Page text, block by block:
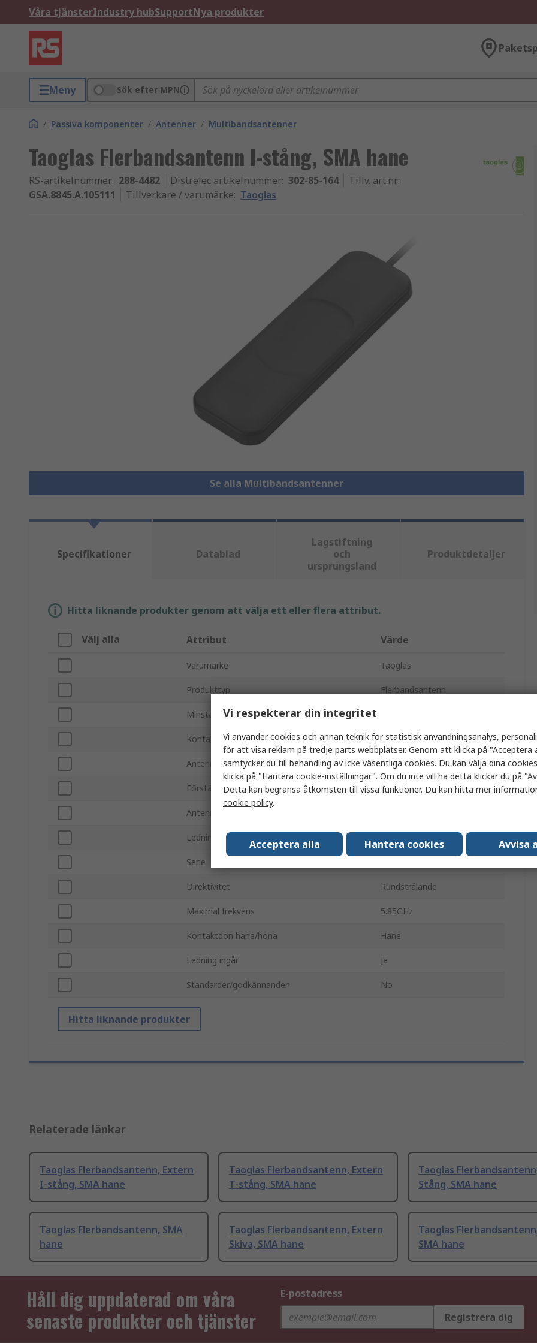
Våra tjänsterIndustry hubSupportNya produkter
Meny Sök efter MPN
/ Passiva komponenter / Antenner / Multibandsantenner
Taoglas Flerbandsantenn I-stång, SMA hane
RS-artikelnummer: 288-4482 Distrelec artikelnummer: 302-85-164 Tillv. art.nr:
GSA.8845.A.105111
Tillverkare / varumärke: Taoglas
Se alla Multibandsantenner
Specifikationer Datablad
Lagstiftning
och
ursprungsland
Produktdetaljer
Hitta liknande produkter genom att välja ett eller flera attribut.
Välj alla Attribut Värde
Varumärke Taoglas
Produkttyp Flerbandsantenn
Minsta frekvens
Kontaktdonstyp SMA hane
Antennmonteringstyp Häftmedel
Förstärkning 6dBi
Antennens fysiska form
Ledningslängd
Serie
Direktivitet Rundstrålande
Maximal frekvens 5.85GHz
Kontaktdon hane/hona Hane
Ledning ingår Ja
Standarder/godkännanden No
Hitta liknande produkter
Relaterade länkar
Taoglas Flerbandsantenn, Extern
I-stång, SMA hane
Taoglas Flerbandsantenn, Extern
T-stång, SMA hane
Taoglas
Stång, SMA hane
Taoglas Flerbandsantenn, SMA
hane
Taoglas Flerbandsantenn, Extern
Skiva, SMA hane
Taoglas
SMA hane
Håll dig uppdaterad om våra
senaste produkter och tjänster
E-postadress
Registrera dig
Vi respekterar din integritet
Vi använder cookies och annan teknik för statistisk användningsanalys,
för att visa reklam på tredje parts webbplatser. Genom att klicka på "Acceptera
samtycker du till behandling av icke väsentliga cookies. Du kan välja dina
klicka på "Hantera cookie-inställningar". Om du inte vill ha detta klickar du på
Detta kan begränsa åtkomsten till vissa funktioner. Du kan hitta mer
cookie policy.
Acceptera alla Hantera cookies Avvisa